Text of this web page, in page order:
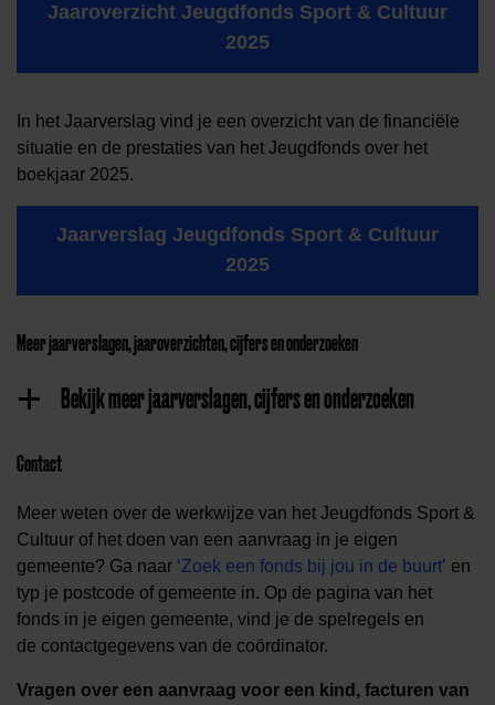
Jaaroverzicht Jeugdfonds Sport & Cultuur
2025
In het Jaarverslag vind je een overzicht van de financiële
situatie en de prestaties van het Jeugdfonds over het
boekjaar 2025.
Jaarverslag Jeugdfonds Sport & Cultuur
2025
Meer jaarverslagen, jaaroverzichten, cijfers en onderzoeken
Bekijk meer jaarverslagen, cijfers en onderzoeken
Contact
Meer weten over de werkwijze van het Jeugdfonds Sport &
Cultuur of het doen van een aanvraag in je eigen
gemeente? Ga naar ‘Zoek een fonds bij jou in de buurt’ en
typ je postcode of gemeente in. Op de pagina van het
fonds in je eigen gemeente, vind je de spelregels en
de contactgegevens van de coördinator.
Vragen over een aanvraag voor een kind, facturen van